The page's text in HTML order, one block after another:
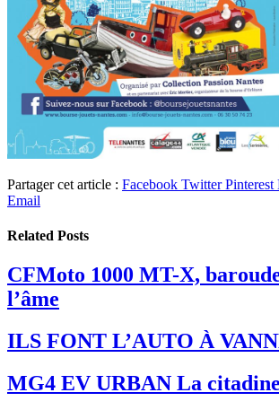
Partager cet article : Facebook Twitter Pinterest
Email
Related Posts
CFMoto 1000 MT-X,
l’âme
ILS FONT L’AUTO À
MG4 EV URBAN La